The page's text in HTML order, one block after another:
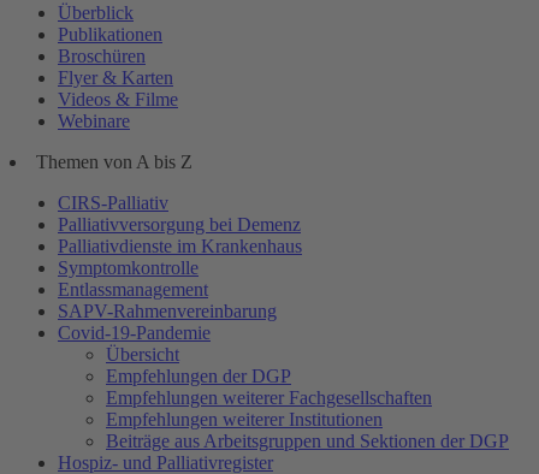
Überblick
Publikationen
Broschüren
Flyer & Karten
Videos & Filme
Webinare
Themen von A bis Z
CIRS-Palliativ
Palliativversorgung bei Demenz
Palliativdienste im Krankenhaus
Symptomkontrolle
Entlassmanagement
SAPV-Rahmenvereinbarung
Covid-19-Pandemie
Übersicht
Empfehlungen der DGP
Empfehlungen weiterer Fachgesellschaften
Empfehlungen weiterer Institutionen
Beiträge aus Arbeitsgruppen und Sektionen der DGP
Hospiz- und Palliativregister